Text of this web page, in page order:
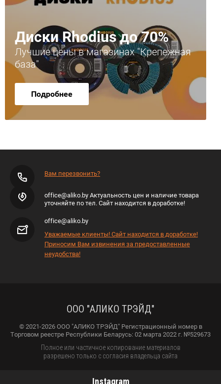
Диски Rhodius до 70%
Лучшие цены в магазинах "Крепежная
база"
Подробнее
Вам перезвонить?
office@aliko.by Актуальность цен и наличие товара
уточняйте по тел. Сайт находится в доработке!
office@aliko.by
Уважаемые клиенты! Сайт находится в доработке!
Приносим Вам извинения за предоставленные
неудобства!
ООО "АЛИКО ТРЭЙД"
© 2021-2026 ООО "АЛИКО ТРЭЙД" Регистрационный номер в
Торговом реестре Республики Беларусь: 02 марта 2022 г. №529673
Полное или частичное копирование материалов
разрешено только с согласия владельца сайта
Instagram